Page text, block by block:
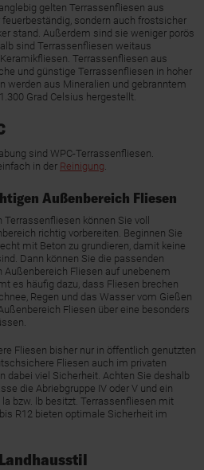
gelten Terrassenfliesen aus
feuerbeständig, sondern auch frostsicher
stand. Außerdem sind sie weniger porös
sind Terrassenfliesen weitaus
Terrassenfliesen aus
und günstige Terrassenfliesen in hoher
werden aus Mineralien und gebranntem
Grad Celsius hergestellt.
sind WPC-Terrassenfliesen.
in der Reinigung.
Außenbereich Fliesen
können Sie voll
richtig vorbereiten. Beginnen Sie
mit Beton zu grundieren, damit keine
Dann können Sie die passenden
Fliesen auf unebenem
es häufig dazu, dass Fliesen brechen
Regen und das Wasser vom Gießen
Fliesen über eine besonders
Fliesen bisher nur in öffentlich genutzten
Fliesen auch im privaten
dabei viel Sicherheit. Achten Sie deshalb
die Abriebgruppe IV oder V und ein
bzw. lb besitzt. Terrassenfliesen mit
R12 bieten optimale Sicherheit im